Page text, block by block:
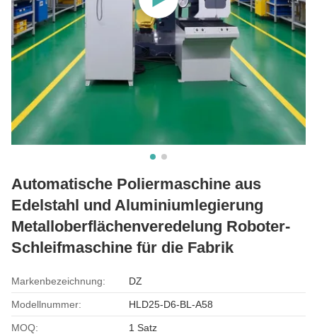
Automatische Poliermaschine aus
Edelstahl und Aluminiumlegierung
Metalloberflächenveredelung Roboter-
Schleifmaschine für die Fabrik
Markenbezeichnung: DZ
Modellnummer: HLD25-D6-BL-A58
MOQ: 1 Satz